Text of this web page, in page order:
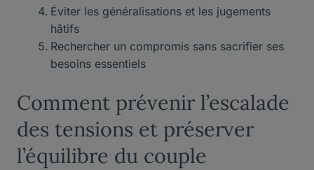
Éviter les généralisations et les jugements
hâtifs
Rechercher un compromis sans sacrifier ses
besoins essentiels
Comment prévenir l’escalade
des tensions et préserver
l’équilibre du couple